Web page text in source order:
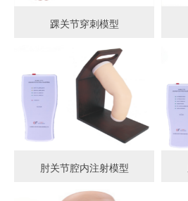
踝关节穿刺模型
肘关节腔内注射模型